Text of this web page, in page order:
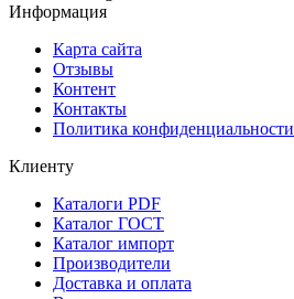
Информация
Карта сайта
Отзывы
Контент
Контакты
Политика конфиденциальности
Клиенту
Каталоги PDF
Каталог ГОСТ
Каталог импорт
Производители
Доставка и оплата